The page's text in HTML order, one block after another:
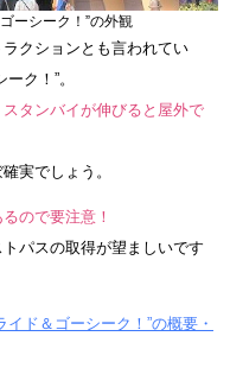
ーシーク！”の外観
クションとも言われてい
ク！”。
タンバイが伸びると屋外で
実でしょう。
ので要注意！
パスの取得が望ましいです
イド＆ゴーシーク！”の概要・